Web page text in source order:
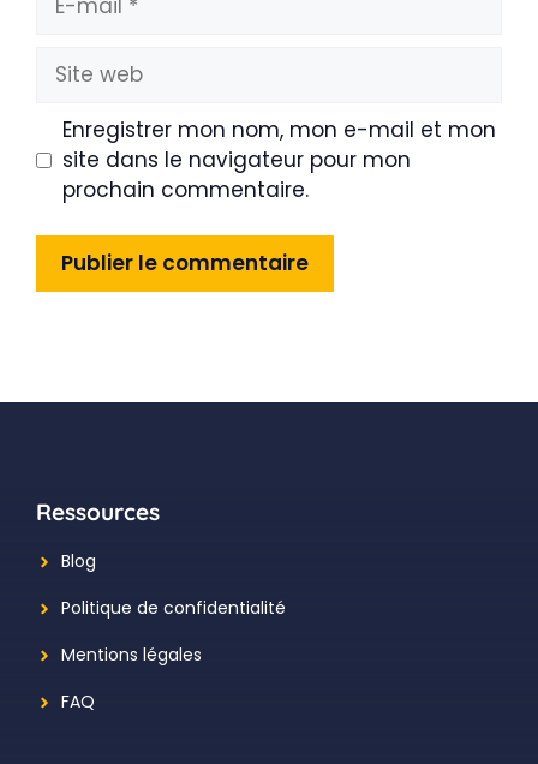
mail
Site
web
Enregistrer mon nom, mon e-mail et mon
site dans le navigateur pour mon
prochain commentaire.
Ressources
Blog
Politique de confidentialité
Mentions légales
FAQ